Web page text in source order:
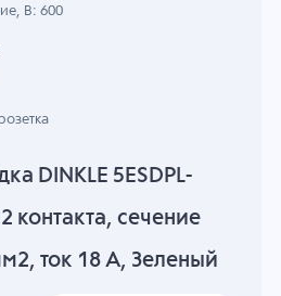
DINKLE 5ESDPL-
контакта, сечение
ток 18 A, Зеленый
B: 600